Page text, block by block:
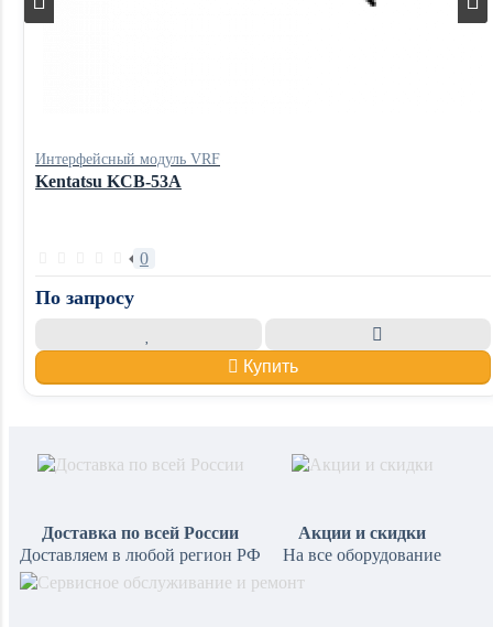
Интерфейсный модуль VRF
Kentatsu KCB-53A
0
По запросу
Купить
Доставка по всей России
Доставляем в любой регион РФ
Акции и скидки
На все оборудование